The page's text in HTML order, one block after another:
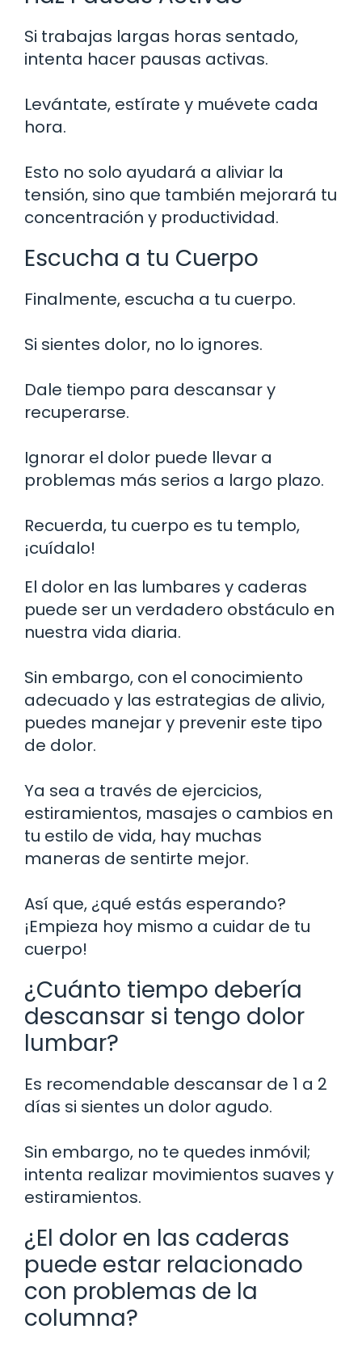
Si trabajas largas horas sentado,
intenta hacer pausas activas.
Levántate, estírate y muévete cada
hora.
Esto no solo ayudará a aliviar la
tensión, sino que también mejorará tu
concentración y productividad.
Escucha a tu Cuerpo
Finalmente, escucha a tu cuerpo.
Si sientes dolor, no lo ignores.
Dale tiempo para descansar y
recuperarse.
Ignorar el dolor puede llevar a
problemas más serios a largo plazo.
Recuerda, tu cuerpo es tu templo,
¡cuídalo!
El dolor en las lumbares y caderas
puede ser un verdadero obstáculo en
nuestra vida diaria.
Sin embargo, con el conocimiento
adecuado y las estrategias de alivio,
puedes manejar y prevenir este tipo
de dolor.
Ya sea a través de ejercicios,
estiramientos, masajes o cambios en
tu estilo de vida, hay muchas
maneras de sentirte mejor.
Así que, ¿qué estás esperando?
¡Empieza hoy mismo a cuidar de tu
cuerpo!
¿Cuánto tiempo debería
descansar si tengo dolor
lumbar?
Es recomendable descansar de 1 a 2
días si sientes un dolor agudo.
Sin embargo, no te quedes inmóvil;
intenta realizar movimientos suaves y
estiramientos.
¿El dolor en las caderas
puede estar relacionado
con problemas de la
columna?